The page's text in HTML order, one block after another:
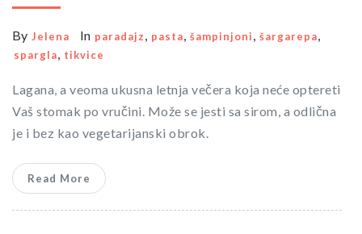
By Jelena In paradajz, pasta, šampinjoni, šargarepa,
spargla, tikvice
Lagana, a veoma ukusna letnja večera koja neće optereti
Vaš stomak po vručini. Može se jesti sa sirom, a odlična
je i bez kao vegetarijanski obrok.
Read More